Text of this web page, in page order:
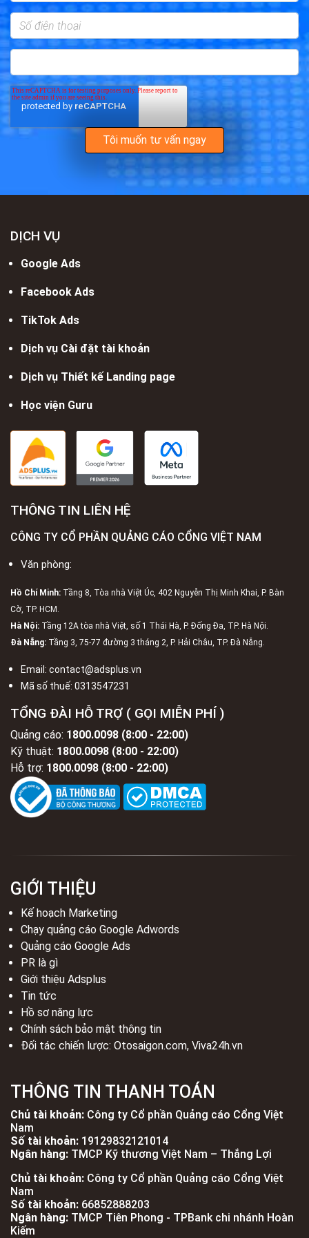
DỊCH VỤ
Google Ads
Facebook Ads
TikTok Ads
Dịch vụ Cài đặt tài khoản
Dịch vụ Thiết kế Landing page
Học viện Guru
THÔNG TIN LIÊN HỆ
CÔNG TY CỔ PHẦN QUẢNG CÁO CỔNG VIỆT NAM
Văn phòng:
Hồ Chí Minh: Tầng 8, Tòa nhà Việt Úc, 402 Nguyễn Thị Minh Khai, P. Bàn
Cờ, TP. HCM.
Hà Nội: Tầng 12A tòa nhà Việt, số 1 Thái Hà, P. Đống Đa, TP. Hà Nội.
Đà Nẵng: Tầng 3, 75-77 đường 3 tháng 2, P. Hải Châu, TP. Đà Nẵng.
Email: contact@adsplus.vn
Mã số thuế: 0313547231
TỔNG ĐÀI HỖ TRỢ ( GỌI MIỄN PHÍ )
Quảng cáo: 1800.0098 (8:00 - 22:00)
Kỹ thuật: 1800.0098 (8:00 - 22:00)
Hỗ trợ: 1800.0098 (8:00 - 22:00)
GIỚI THIỆU
Kế hoạch Marketing
Chạy quảng cáo Google Adwords
Quảng cáo Google Ads
PR là gì
Giới thiệu Adsplus
Tin tức
Hồ sơ năng lực
Chính sách bảo mật thông tin
Đối tác chiến lược: Otosaigon.com, Viva24h.vn
THÔNG TIN THANH TOÁN
Chủ tài khoản: Công ty Cổ phần Quảng cáo Cổng Việt
Nam
Số tài khoản: 19129832121014
Ngân hàng: TMCP Kỹ thương Việt Nam – Thắng Lợi
Chủ tài khoản: Công ty Cổ phần Quảng cáo Cổng Việt
Nam
Số tài khoản: 66852888203
Ngân hàng: TMCP Tiên Phong - TPBank chi nhánh Hoàn
Kiếm